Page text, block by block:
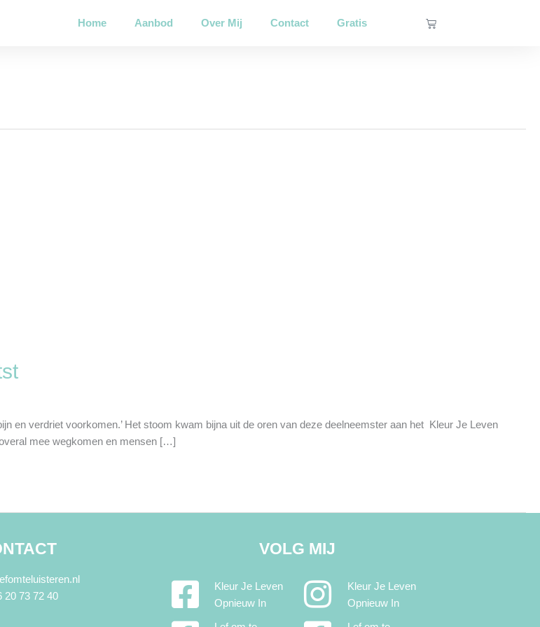
Home Aanbod Over Mij Contact Gratis Winkelwagen
en verdriet voorkomen.’ Het stoom kwam bijna uit de oren van deze deelneemster aan het Kleur Je Leven
mee wegkomen en mensen […]
20 73 72 40
VOLG MIJ
Kleur Je Leven
Opnieuw In
Kleur Je Leven
Opnieuw In